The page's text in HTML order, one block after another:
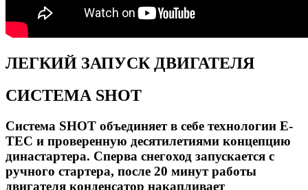
ЛЕГКИЙ ЗАПУСК ДВИГАТЕЛЯ
СИСТЕМА SHOT
Система SHOT объединяет в себе технологии E-
TEC и проверенную десятилетиями концепцию
династартера. Сперва снегоход запускается с
ручного стартера, после 20 минут работы
двигателя конденсатор накапливает